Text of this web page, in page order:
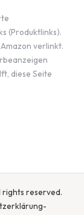
(Produktlinks).
verlinkt.
diese Seite
rights reserved.
-